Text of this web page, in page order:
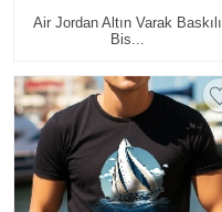
Air Jordan Altın Varak Baskılı
Bis...